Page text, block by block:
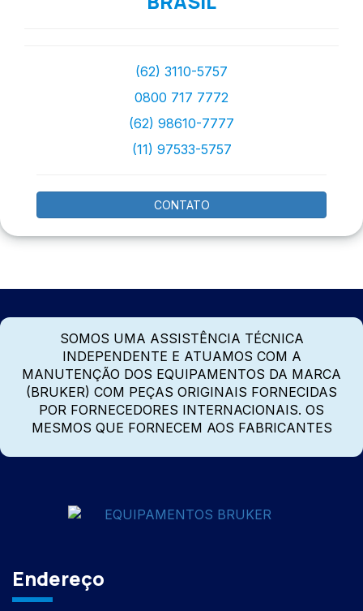
(62) 3110-5757
0800 717 7772
(62) 98610-7777
(11) 97533-5757
CONTATO
SOMOS UMA ASSISTÊNCIA TÉCNICA
INDEPENDENTE E ATUAMOS COM A
MANUTENÇÃO DOS EQUIPAMENTOS DA MARCA
(BRUKER) COM PEÇAS ORIGINAIS FORNECIDAS
POR FORNECEDORES INTERNACIONAIS. OS
MESMOS QUE FORNECEM AOS FABRICANTES
Endereço